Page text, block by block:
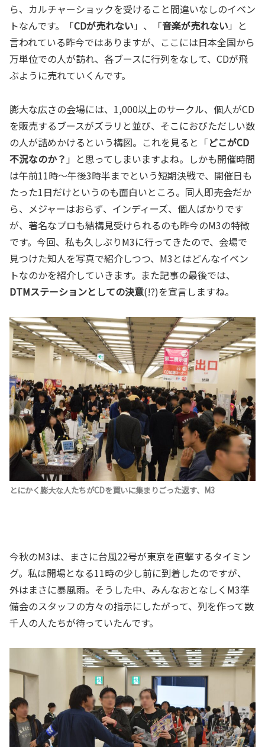
ら、カルチャーショックを受けること間違いなしのイベン
トなんです。「CDが売れない 」、「音楽が売れない 」と
言われている昨今ではありますが、ここには日本全国から
万単位での人が訪れ、各ブースに行列をなして、CDが飛
ぶように売れていくんです。
膨大な広さの会場には、1,000以上のサークル、個人がCD
を販売するブースがズラリと並び、そこにおびただしい数
の人が詰めかけるという構図。これを見ると「どこがCD
不況なのか？ 」と思ってしまいますよね。しかも開催時間
は午前11時～午後3時半までという短期決戦で、開催日も
たった1日だけというのも面白いところ。同人即売会だか
ら、メジャーはおらず、インディーズ、個人ばかりです
が、著名なプロも結構見受けられるのも昨今のM3の特徴
です。今回、私も久しぶりM3に行ってきたので、会場で
見つけた知人を写真で紹介しつつ、M3とはどんなイベン
トなのかを紹介していきます。また記事の最後では、
DTMステーションとしての決意(!?)を宣言しますね。
とにかく膨大な人たちがCDを買いに集まりごった返す、M3
今秋のM3は、まさに台風22号が東京を直撃するタイミン
グ。私は開場となる11時の少し前に到着したのですが、
外はまさに暴風雨。そうした中、みんなおとなしくM3準
備会のスタッフの方々の指示にしたがって、列を作って数
千人の人たちが待っていたんです。